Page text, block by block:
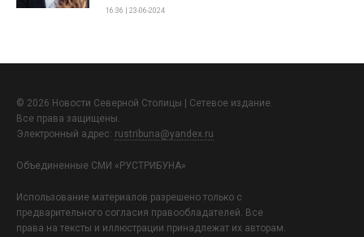
16:36 | 23-06-2024
© 2026 Новости Северной Столицы | Сетевое издание.
Все права защищены.
Электронный адрес: rustribuna@yandex.ru
Объединенные СМИ «РУСТРИБУНА»
Использование материалов разрешено только с
предварительного согласия правообладателей. Все
права на тексты и иллюстрации принадлежат их авторам.